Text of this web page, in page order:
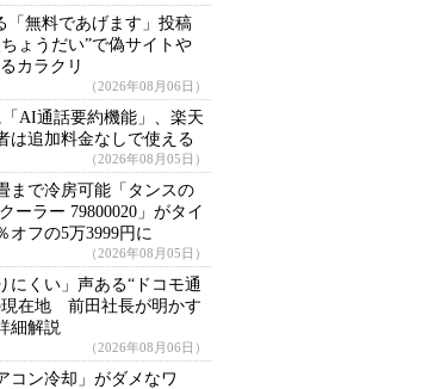
「無料であげます」投稿
ょうだい”で偽サイトや
カラクリ
（2026年08月06日）
「AI通話要約機能」、楽天
は追加料金なしで使える
（2026年08月05日）
まで冷房可能「タンスの
ーラー 79800020」がタイ
オフの5万3999円に
（2026年08月05日）
にくい」声ある“ドコモ通
現在地 前田社長が明かす
細解説
（2026年08月06日）
コン冷却」がダメなワ